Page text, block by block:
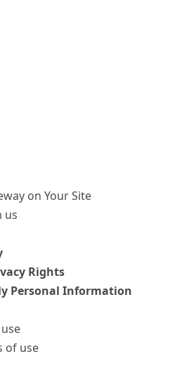
on Your Site
us
Rights
Personal Information
of use